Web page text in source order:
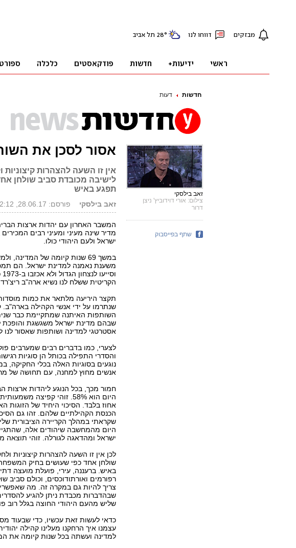
חדשות דעות
אסור לסכן את
אין זו השעה להצהרות
לישיבה מכובדת סביב שולחן
תפגע באיש
זאב בילסקי פורסם: 28.06.17, 12:12
המשבר האחרון עם יהדות ארצות
מדיר שינה מעיני ומעיני רבים
ישראל ולעם היהודי כולו.
במשך 69 שנות קיומה של
הקריטית ששלח לנו נשיא ארה"ב ריצ'רד
תקצר היריעה מלתאר את כמות
שנתרמו על ידי אנשי הקהילה
השותפות האיתנה שמתקיימת כבר
שבהם מדינת ישראל משגשגת והופכת
אסטרטגי למדינה ושותפות שאסור לנו
לצערי, כמו בדברים רבים שמערבים
והסדרי התפילה בכותל הן סוגיות
נוגעים בסוגיות האלה בכלי החקיקה,
אנשים מחוץ למחנה, עם תחושה של
חמור מכך, בכל הנוגע ליהדות ארצות
אחוז בלבד. הסיכוי היחיד של הזוגות
הכנסת הקהילתיים שלהם. זהו גם
שקראתי במהלך הקריירה הציבורית
היום מהמחשבה שיהודים אלה,
ישראל ומהדאגה לגורלה. זוהי תוצאה
לכן אין זו השעה להצהרות קיצוניות
שולחן אחד כפי שעושים בחיק
באיש. ברעננה, עירי, פועלת מועצה
רפורמים ואורתודוכסים, וכולם סביב
צריך להיות גם במקרה זה. מה שאפשרי
שבהדברות מכבדת ניתן להגיע
שליש מהעם היהודי החוצה בגלל רוב
כדאי לעשות זאת עכשיו, כדי שבעוד
עצמנו איך הרחקנו מעלינו קהילה
למדינה ועשתה בכל שנות קיומה את
זאב בילסקי
צילום: אורי דוידוביץ' ניצן
דרור
שתף בפייסבוק